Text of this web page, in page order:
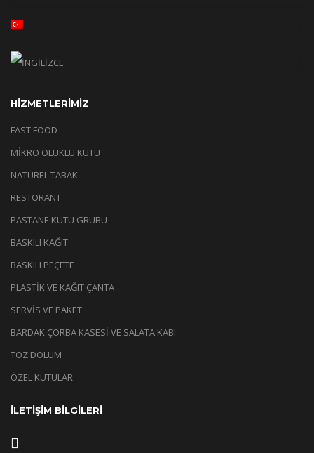
HİZMETLERİMİZ
FAST FOOD
MİKRO OLUKLU KUTU
NATUREL TABAK
RESTORANT
PASTANE KUTU GRUBU
BASKILI KAĞIT
BASKILI PEÇETE
PLASTİK VE KAĞIT ÇANTA
SERVİS VE PAKET
BARDAK ÇORBA KASESİ VE SALATA KABI
TOZ DOLUM
ÖZEL KUTULAR
İLETİŞİM BİLGİLERİ